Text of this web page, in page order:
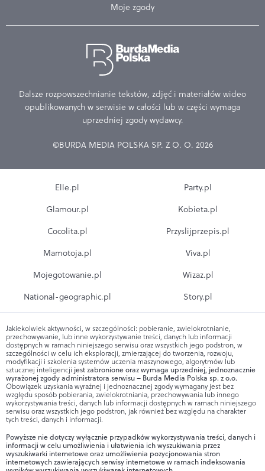
Moje zgody
Dalsze rozpowszechnianie tekstów, zdjęć i materiałów wideo
opublikowanych w serwisie w całości lub w części wymaga
uprzedniej zgody wydawcy.
©BURDA MEDIA POLSKA SP. Z O. O. 2026
Elle.pl
Glamour.pl
Cocolita.pl
Mamotoja.pl
Mojegotowanie.pl
National-geographic.pl
Party.pl
Kobieta.pl
Przyslijprzepis.pl
Viva.pl
Wizaz.pl
Story.pl
Jakiekolwiek aktywności, w szczególności: pobieranie, zwielokrotnianie,
przechowywanie, lub inne wykorzystywanie treści, danych lub informacji
dostępnych w ramach niniejszego serwisu oraz wszystkich jego podstron, w
szczególności w celu ich eksploracji, zmierzającej do tworzenia, rozwoju,
modyfikacji i szkolenia systemów uczenia maszynowego, algorytmów lub
sztucznej inteligencji jest zabronione oraz wymaga uprzedniej, jednoznacznie
wyrażonej zgody administratora serwisu – Burda Media Polska sp. z o.o.
Obowiązek uzyskania wyraźnej i jednoznacznej zgody wymagany jest bez
względu sposób pobierania, zwielokrotniania, przechowywania lub innego
wykorzystywania treści, danych lub informacji dostępnych w ramach niniejszego
serwisu oraz wszystkich jego podstron, jak również bez względu na charakter
tych treści, danych i informacji.
Powyższe nie dotyczy wyłącznie przypadków wykorzystywania treści, danych i
informacji w celu umożliwienia i ułatwienia ich wyszukiwania przez
wyszukiwarki internetowe oraz umożliwienia pozycjonowania stron
internetowych zawierających serwisy internetowe w ramach indeksowania